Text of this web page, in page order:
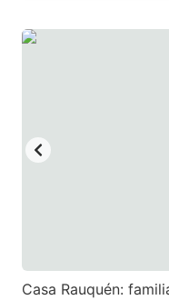
Casa Rauquén: